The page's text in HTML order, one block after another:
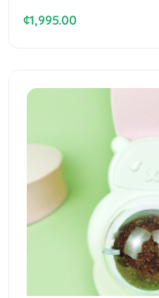
¢1,995.00